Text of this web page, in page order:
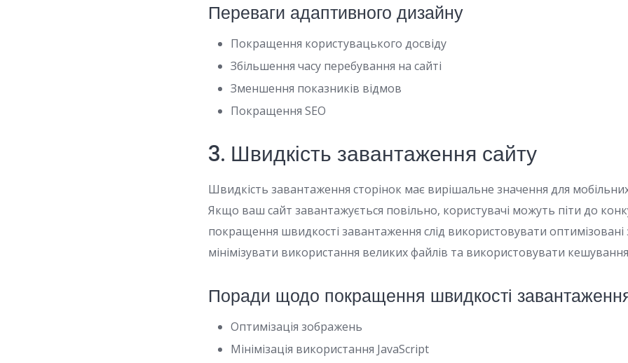
Переваги адаптивного дизайну
Покращення користувацького досвіду
Збільшення часу перебування на сайті
Зменшення показників відмов
Покращення SEO
3. Швидкість завантаження сайту
Швидкість завантаження сторінок має вирішальне значення для
Якщо ваш сайт завантажується повільно, користувачі можуть піти до
покращення швидкості завантаження слід використовувати
мінімізувати використання великих файлів та використовувати
Поради щодо покращення швидкості
Оптимізація зображень
Мінімізація використання JavaScript